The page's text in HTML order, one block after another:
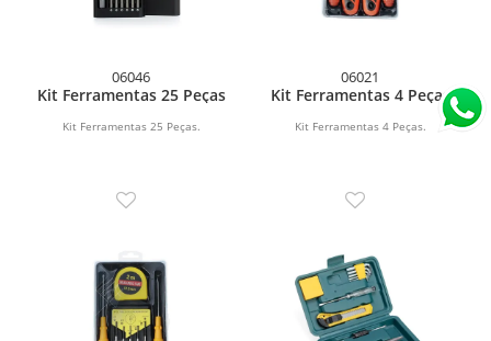
06046
Kit Ferramentas 25 Peças
Kit Ferramentas 25 Peças.
06021
Kit Ferramentas 4 Peças
Kit Ferramentas 4 Peças.